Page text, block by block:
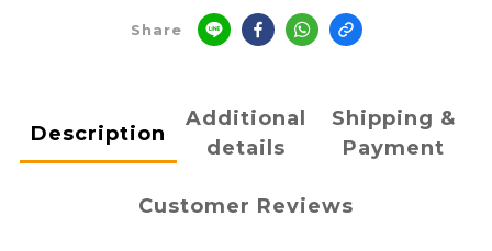
Share
Description
Additional
details
Shipping &
Payment
Customer Reviews